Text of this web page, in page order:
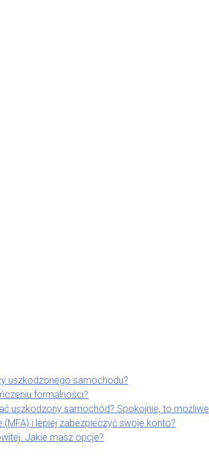
uszkodzonego samochodu?
formalności?
uszkodzony samochód? Spokojnie, to możliwe
i lepiej zabezpieczyć swoje konto?
Jakie masz opcje?